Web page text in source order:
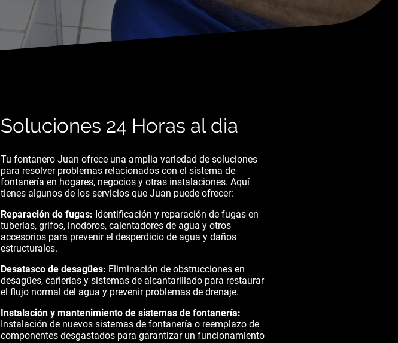
Soluciones 24 Horas al dia
Tu fontanero Juan ofrece una amplia variedad de soluciones
para resolver problemas relacionados con el sistema de
fontanería en hogares, negocios y otras instalaciones. Aquí
tienes algunos de los servicios que Juan puede ofrecer:
Reparación de fugas: Identificación y reparación de fugas en
tuberías, grifos, inodoros, calentadores de agua y otros
accesorios para prevenir el desperdicio de agua y daños
estructurales.
Desatasco de desagües: Eliminación de obstrucciones en
desagües, cañerías y sistemas de alcantarillado para restaurar
el flujo normal del agua y prevenir problemas de drenaje.
Instalación y mantenimiento de sistemas de fontanería:
Instalación de nuevos sistemas de fontanería o reemplazo de
componentes desgastados para garantizar un funcionamiento